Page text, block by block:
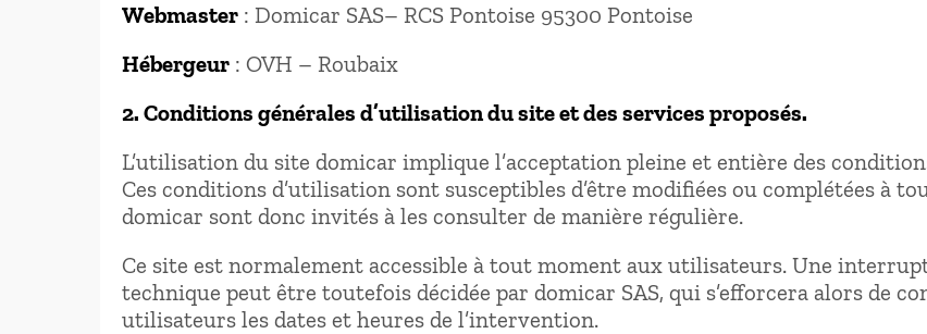
Webmaster : Domicar SAS– RCS Pontoise 95300 Pontoise
Hébergeur : OVH – Roubaix
2. Conditions générales d’utilisation du site et des services proposés.
L’utilisation du site domicar implique l’acceptation pleine et entière des
Ces conditions d’utilisation sont susceptibles d’être modifiées ou complétées à
domicar sont donc invités à les consulter de manière régulière.
Ce site est normalement accessible à tout moment aux utilisateurs. Une
technique peut être toutefois décidée par domicar SAS, qui s’efforcera alors de
utilisateurs les dates et heures de l’intervention.